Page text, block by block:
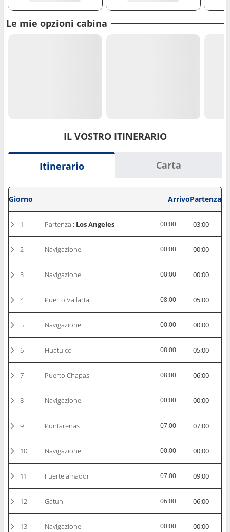
Le mie opzioni cabina
IL VOSTRO ITINERARIO
Itinerario Carta
Giorno ArrivoPartenza
1 Partenza : Los Angeles 00:00 03:00
2 Navigazione 00:00 00:00
3 Navigazione 00:00 00:00
4 Puerto Vallarta 08:00 05:00
5 Navigazione 00:00 00:00
6 Huatulco 08:00 05:00
7 Puerto Chapas 08:00 06:00
8 Navigazione 00:00 00:00
9 Puntarenas 07:00 07:00
10 Navigazione 00:00 00:00
11 Fuerte amador 07:00 09:00
12 Gatun 06:00 06:00
13 Navigazione 00:00 00:00